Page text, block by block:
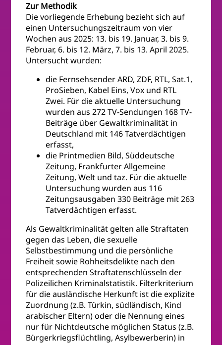
Zur Methodik
Die vorliegende Erhebung bezieht sich auf
einen Untersuchungszeitraum von vier
Wochen aus 2025: 13. bis 19. Januar, 3. bis 9.
Februar, 6. bis 12. März, 7. bis 13. April 2025.
Untersucht wurden:
die Fernsehsender ARD, ZDF, RTL, Sat.1,
ProSieben, Kabel Eins, Vox und RTL
Zwei. Für die aktuelle Untersuchung
wurden aus 272 TV-Sendungen 168 TV-
Beiträge über Gewaltkriminalität in
Deutschland mit 146 Tatverdächtigen
erfasst,
die Printmedien Bild, Süddeutsche
Zeitung, Frankfurter Allgemeine
Zeitung, Welt und taz. Für die aktuelle
Untersuchung wurden aus 116
Zeitungsausgaben 330 Beiträge mit 263
Tatverdächtigen erfasst.
Als Gewaltkriminalität gelten alle Straftaten
gegen das Leben, die sexuelle
Selbstbestimmung und die persönliche
Freiheit sowie Rohheitsdelikte nach den
entsprechenden Straftatenschlüsseln der
Polizeilichen Kriminalstatistik. Filterkriterium
für die ausländische Herkunft ist die explizite
Zuordnung (z.B. Türkin, südländisch, Kind
arabischer Eltern) oder die Nennung eines
nur für Nichtdeutsche möglichen Status (z.B.
Bürgerkriegsflüchtling, Asylbewerberin) in